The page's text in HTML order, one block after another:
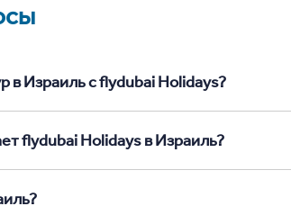
в Израиль с flydubai Holidays?
flydubai Holidays в Израиль?